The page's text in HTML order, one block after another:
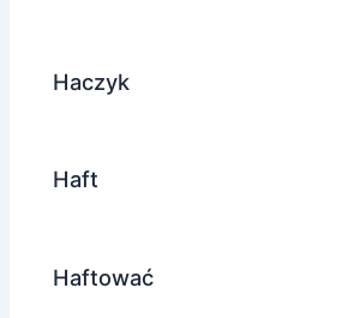
Haczyk
Haft
Haftować